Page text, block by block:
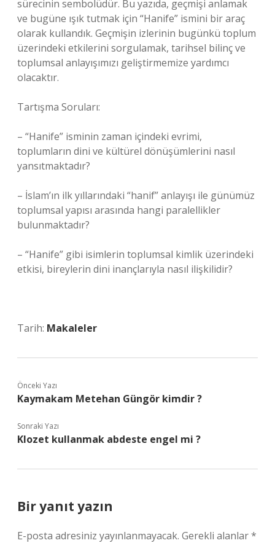
sürecinin sembolüdür. Bu yazıda, geçmişi anlamak
ve bugüne ışık tutmak için “Hanife” ismini bir araç
olarak kullandık. Geçmişin izlerinin bugünkü toplum
üzerindeki etkilerini sorgulamak, tarihsel bilinç ve
toplumsal anlayışımızı geliştirmemize yardımcı
olacaktır.
Tartışma Soruları:
– “Hanife” isminin zaman içindeki evrimi,
toplumların dini ve kültürel dönüşümlerini nasıl
yansıtmaktadır?
– İslam’ın ilk yıllarındaki “hanif” anlayışı ile günümüz
toplumsal yapısı arasında hangi paralellikler
bulunmaktadır?
– “Hanife” gibi isimlerin toplumsal kimlik üzerindeki
etkisi, bireylerin dini inançlarıyla nasıl ilişkilidir?
Tarih: Makaleler
Önceki Yazı
Kaymakam Metehan Güngör kimdir ?
Sonraki Yazı
Klozet kullanmak abdeste engel mi ?
Bir yanıt yazın
E-posta adresiniz yayınlanmayacak. Gerekli alanlar*